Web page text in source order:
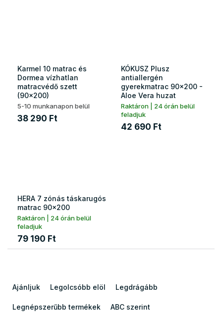
Karmel 10 matrac és
Dormea vízhatlan
matracvédő szett
(90x200)
5-10 munkanapon belül
38 290 Ft
KÓKUSZ Plusz
antiallergén
gyerekmatrac 90x200 -
Aloe Vera huzat
Raktáron | 24 órán belül
feladjuk
42 690 Ft
HERA 7 zónás táskarugós
matrac 90x200
Raktáron | 24 órán belül
feladjuk
79 190 Ft
e
m
Ajánljuk Legolcsóbb elöl Legdrágább
Legnépszerűbb termékek ABC szerint